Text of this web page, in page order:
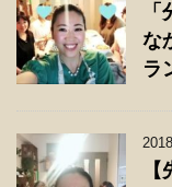
な
ラ